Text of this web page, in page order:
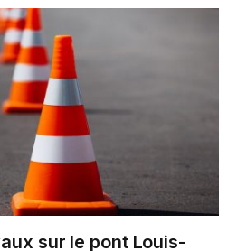
sur le pont Louis-